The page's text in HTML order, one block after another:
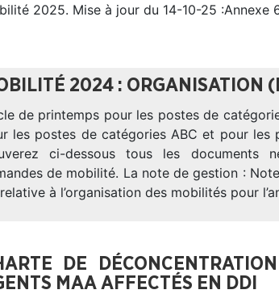
2025. Mise à jour du 14-10-25 :Annexe
2024 : ORGANISATION
de printemps pour les postes de
les postes de catégories ABC et pour les
ci-dessous tous les documents
de mobilité. La note de gestion :
à l’organisation des mobilités pour
DE
MAA AFFECTÉS EN DDI